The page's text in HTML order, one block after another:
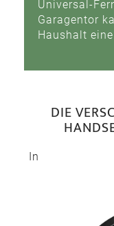
Universal-
Garagentor
Haushalt
DIE
In